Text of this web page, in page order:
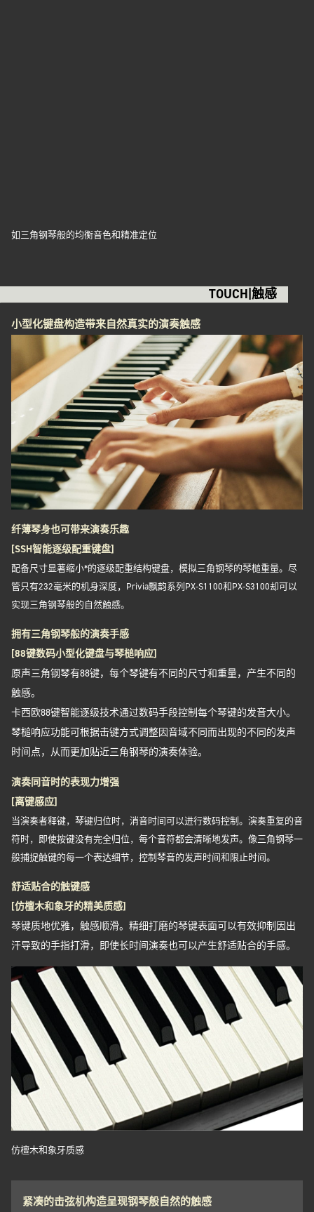
如三角钢琴般的均衡音色和精准定位
TOUCH|触感
小型化键盘构造带来自然真实的演奏触感
纤薄琴身也可带来演奏乐趣
[SSH智能逐级配重键盘]
配备尺寸显著缩小*的逐级配重结构键盘，模拟三角钢琴的琴槌重量。尽
管只有232毫米的机身深度，Privia飘韵系列PX-S1100和PX-S3100却可以
实现三角钢琴般的自然触感。
拥有三角钢琴般的演奏手感
[88键数码小型化键盘与琴槌响应]
原声三角钢琴有88键，每个琴键有不同的尺寸和重量，产生不同的
触感。
卡西欧88键智能逐级技术通过数码手段控制每个琴键的发音大小。
琴槌响应功能可根据击键方式调整因音域不同而出现的不同的发声
时间点，从而更加贴近三角钢琴的演奏体验。
演奏同音时的表现力增强
[离键感应]
当演奏者释键，琴键归位时，消音时间可以进行数码控制。演奏重复的音
符时，即使按键没有完全归位，每个音符都会清晰地发声。像三角钢琴一
般捕捉触键的每一个表达细节，控制琴音的发声时间和限止时间。
舒适贴合的触键感
[仿檀木和象牙的精美质感]
琴键质地优雅，触感顺滑。精细打磨的琴键表面可以有效抑制因出
汗导致的手指打滑，即使长时间演奏也可以产生舒适贴合的手感。
仿檀木和象牙质感
紧凑的击弦机构造呈现钢琴般自然的触感